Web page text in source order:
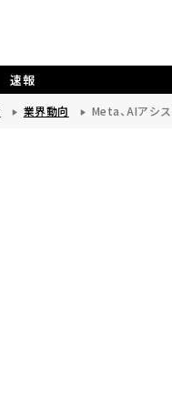
速報
業界動向 Meta、AIアシ